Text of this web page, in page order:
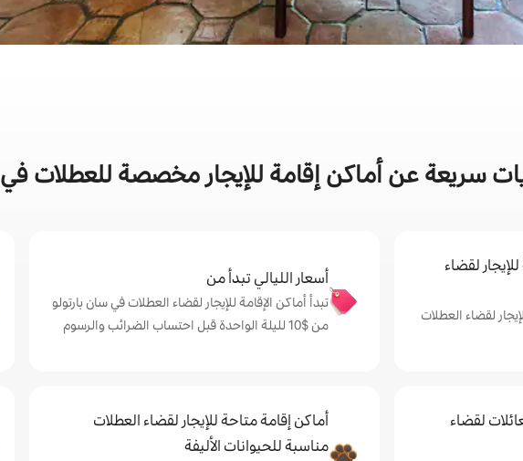
سريعة عن أماكن إقامة للإيجار مخصصة للعطلات في
لقضاء
للإيجار لقضاء العطلات
أسعار الليالي تبدأ من
تبدأ أماكن الإقامة للإيجار لقضاء العطلات في سان بارتولو
من $‏10 لليلة الواحدة قبل احتساب الضرائب والرسوم
لقضاء
أماكن إقامة متاحة للإيجار لقضاء العطلات
مناسبة للحيوانات الأليفة